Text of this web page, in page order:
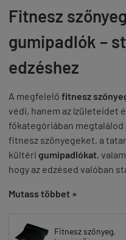
Fitnesz
gumipadlók –
edzéshez
A megfelelő fitnesz
védi, hanem az ízületeidet
főkategóriában
fitnesz szőnyegeket, a
kültéri gumipadlókat,
hogy az edzésed valóban
Mutass többet »
Fitnesz szőnyeg,